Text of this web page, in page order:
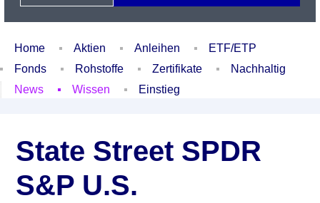
Home Aktien Anleihen
ETF/ETP
Fonds
Rohstoffe Zertifikate
Nachhaltig
News
Wissen Einstieg
State Street SPDR
S&P U.S.